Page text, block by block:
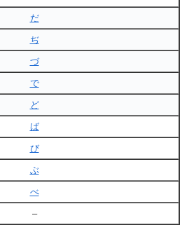
だ
ぢ
づ
で
ど
ば
び
ぶ
べ
–